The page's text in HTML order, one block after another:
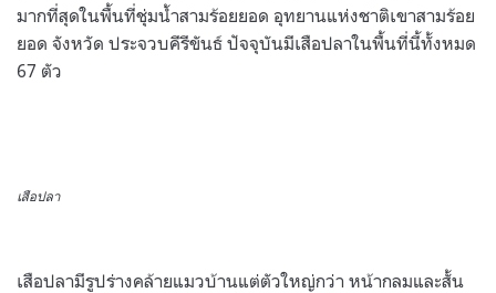
มากที่สุดในพื้นที่ชุ่มน้ำสามร้อยยอด อุทยานแห่งชาติเขาสามร้อย
ยอด จังหวัด ประจวบคีรีขันธ์ ปัจจุบันมีเสือปลาในพื้นที่นี้ทั้งหมด
67 ตัว
เสือปลา
เสือปลามีรูปร่างคล้ายแมวบ้านแต่ตัวใหญ่กว่า หน้ากลมและสั้น